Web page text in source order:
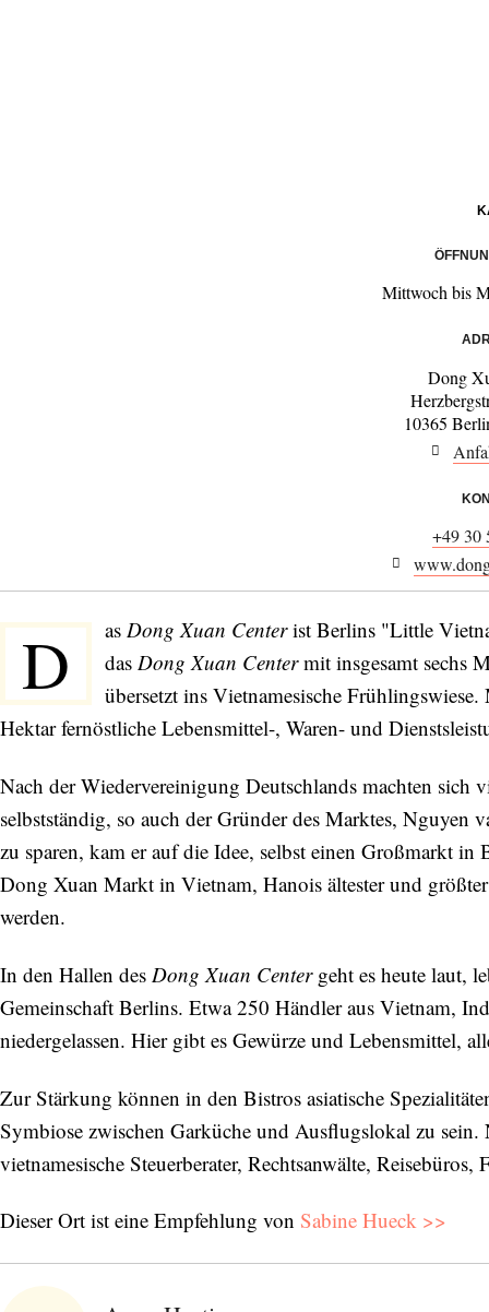
Mittwoch bis
Dong
10365
+49 30
D as Dong Xuan Centerist Berlins "Little
das Dong Xuan Centermit insgesamt sechs
übersetzt ins Vietnamesische
Hektar fernöstliche Lebensmittel-, Waren- und
Nach der Wiedervereinigung Deutschlands machten sich
selbstständig, so auch der Gründer des Marktes,
zu sparen, kam er auf die Idee, selbst einen Großmarkt
Dong Xuan Markt in Vietnam, Hanois ältester und
werden.
In den Hallen des Dong Xuan Centergeht es heute laut,
Gemeinschaft Berlins. Etwa 250 Händler aus Vietnam,
niedergelassen. Hier gibt es Gewürze und Lebensmittel,
Zur Stärkung können in den Bistros asiatische
Symbiose zwischen Garküche und Ausflugslokal zu
vietnamesische Steuerberater, Rechtsanwälte,
Dieser Ort ist eine Empfehlung von Sabine Hueck >>